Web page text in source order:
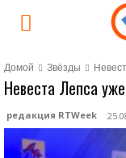
Домой Звёзды
Невеста Лепса
редакция RTWeek